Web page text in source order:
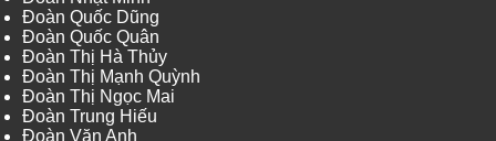
Đoàn Quốc Dũng
Đoàn Quốc Quân
Đoàn Thị Hà Thủy
Đoàn Thị Mạnh Quỳnh
Đoàn Thị Ngọc Mai
Đoàn Trung Hiếu
Đoàn Văn Anh